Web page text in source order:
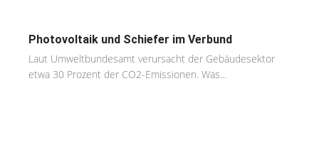
Photovoltaik und Schiefer im Verbund
Laut Umweltbundesamt verursacht der Gebäudesektor
etwa 30 Prozent der CO2-Emissionen. Was...